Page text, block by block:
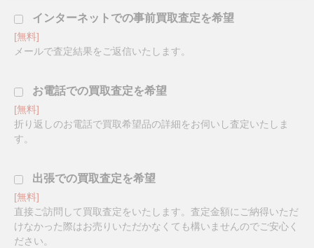
インターネットでの事前買取査定を希望
[無料]
メールで査定結果をご返信いたします。
お電話での買取査定を希望
[無料]
折り返しのお電話で買取希望品の詳細をお伺いし査定いたしま
す。
出張での買取査定を希望
[無料]
直接ご訪問して買取査定をいたします。査定金額にご納得いただ
けなかった際はお売りいただかなくても構いませんのでご安心く
ださい。